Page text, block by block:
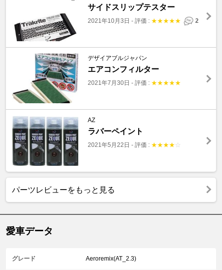
サイドスリップテスター
2021年10月3日 - 評価 : ★★★★★ 2
デザイアブルジャパン
エアコンフィルター
2021年7月30日 - 評価 : ★★★★★
AZ
ラバーペイント
2021年5月22日 - 評価 : ★★★★ ☆
パーツレビューをもっと見る
愛車データ
グレード Aeroremix(AT_2.3)